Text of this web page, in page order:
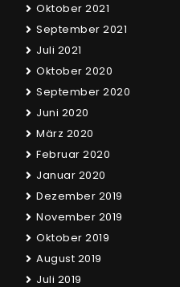
Oktober 2021
September 2021
Juli 2021
Oktober 2020
September 2020
Juni 2020
März 2020
Februar 2020
Januar 2020
Dezember 2019
November 2019
Oktober 2019
August 2019
Juli 2019